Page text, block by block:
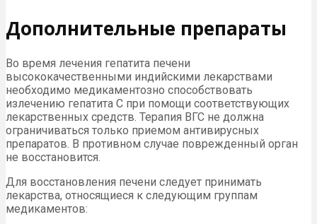
Дополнительные препараты
Во время лечения гепатита печени
высококачественными индийскими лекарствами
необходимо медикаментозно способствовать
излечению гепатита С при помощи соответствующих
лекарственных средств. Терапия ВГС не должна
ограничиваться только приемом антивирусных
препаратов. В противном случае поврежденный орган
не восстановится.
Для восстановления печени следует принимать
лекарства, относящиеся к следующим группам
медикаментов: